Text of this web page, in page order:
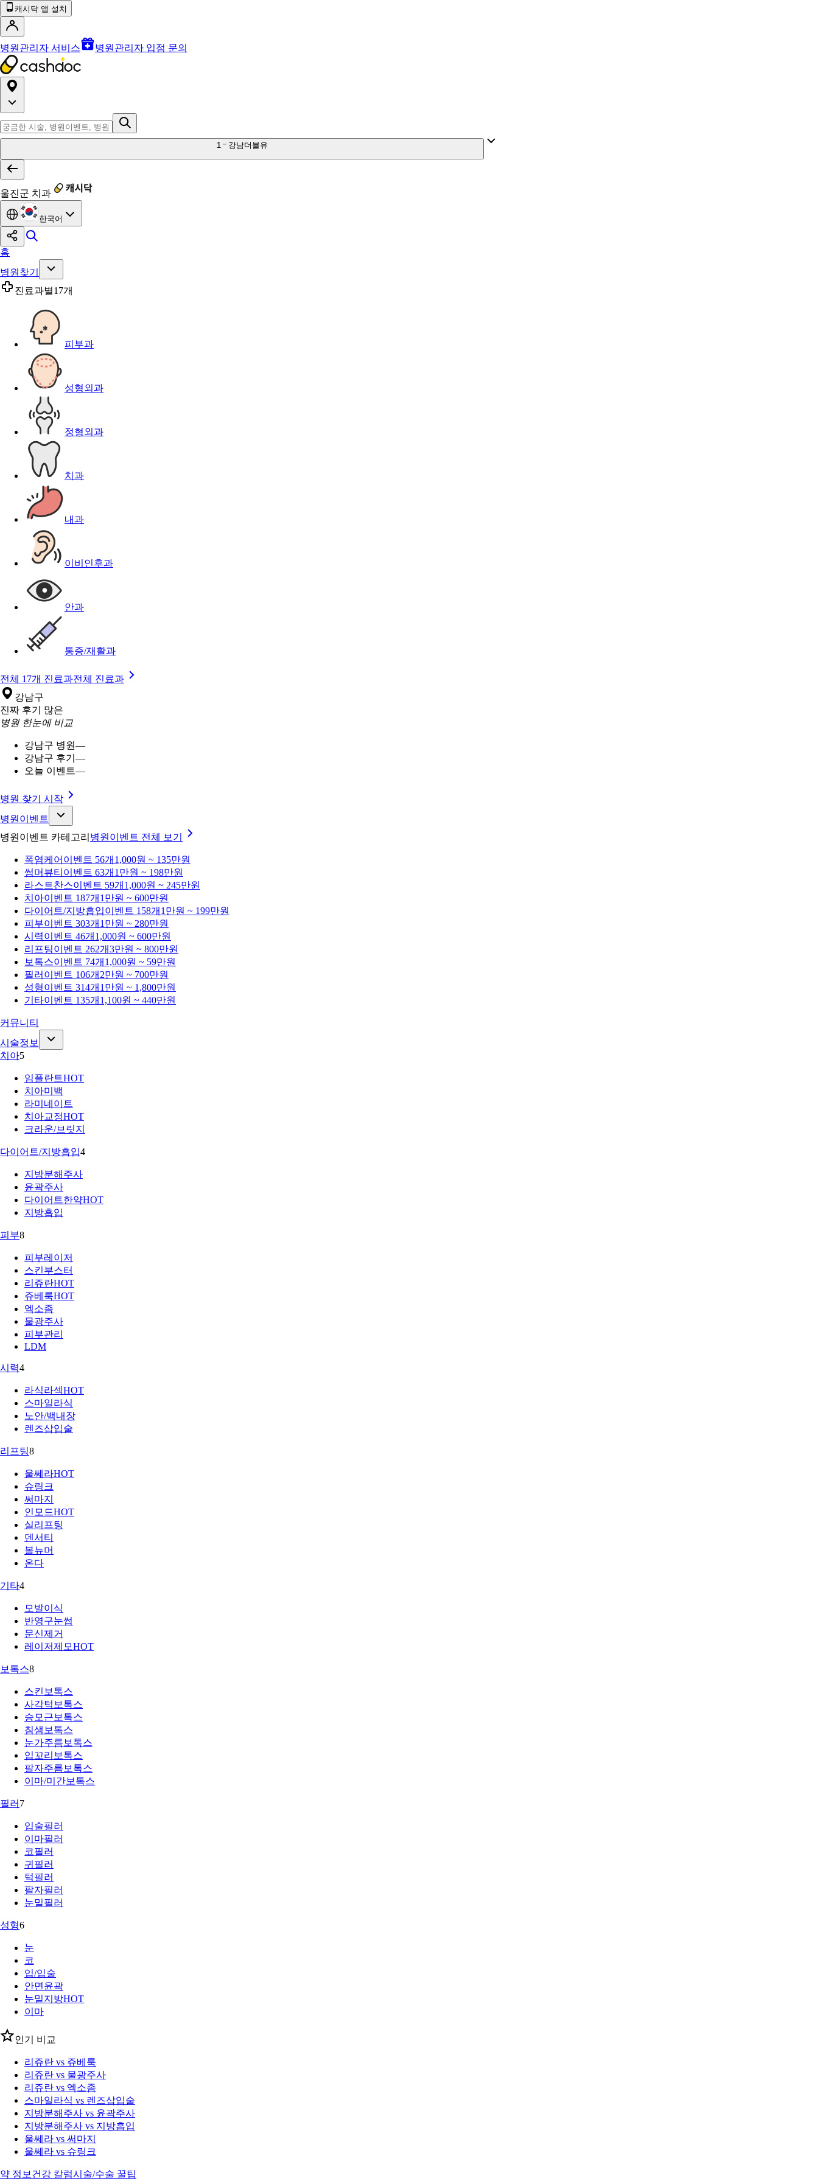
캐시닥 앱 설치
병원관리자 서비스 병원관리자 입점 문의
1 강남더블유
울진군 치과
한국어
홈
병원찾기
진료과별17개
피부과
성형외과
정형외과
치과
내과
이비인후과
안과
통증/재활과
전체 17개 진료과전체 진료과
강남구
진짜 후기 많은
병원 한눈에 비교
강남구 병원—
강남구 후기 —
오늘 이벤트—
병원 찾기 시작
병원이벤트
병원이벤트 카테고리 병원이벤트 전체 보기
폭염케어 이벤트 56개 1,000원 ~ 135만원
썸머뷰티 이벤트 63개 1만원 ~ 198만원
라스트찬스이벤트 59개 1,000원 ~ 245만원
치아이벤트 187개 1만원 ~ 600만원
다이어트/지방흡입이벤트 158개 1만원 ~ 199만원
피부이벤트 303개 1만원 ~ 280만원
시력이벤트 46개 1,000원 ~ 600만원
리프팅이벤트 262개3만원 ~ 800만원
보톡스이벤트 74개 1,000원 ~ 59만원
필러 이벤트 106개 2만원 ~ 700만원
성형이벤트 314개 1만원 ~ 1,800만원
기타이벤트 135개 1,100원 ~ 440만원
커뮤니티
시술정보
치아5
임플란트HOT
치아미백
라미네이트
치아교정HOT
크라운/브릿지
다이어트/지방흡입4
지방분해주사
윤곽주사
다이어트한약HOT
지방흡입
피부8
피부레이저
스킨부스터
리쥬란HOT
쥬베룩HOT
엑소좀
물광주사
피부관리
LDM
시력4
라식라섹HOT
스마일라식
노안/백내장
렌즈삽입술
리프팅8
울쎄라HOT
슈링크
써마지
인모드HOT
실리프팅
덴서티
볼뉴머
온다
기타4
모발이식
반영구눈썹
문신제거
레이저제모HOT
보톡스8
스킨보톡스
사각턱보톡스
승모근보톡스
침샘보톡스
눈가주름보톡스
입꼬리보톡스
팔자주름보톡스
이마/미간보톡스
필러 7
입술필러
이마필러
코필러
귀필러
턱필러
팔자필러
눈밑필러
성형6
눈
코
입/입술
안면윤곽
눈밑지방HOT
이마
인기 비교
리쥬란 vs 쥬베룩
리쥬란 vs 물광주사
리쥬란 vs 엑소좀
스마일라식 vs 렌즈삽입술
지방분해주사 vs 윤곽주사
지방분해주사 vs 지방흡입
울쎄라 vs 써마지
울쎄라 vs 슈링크
약 정보 건강 칼럼시술/수술 꿀팁